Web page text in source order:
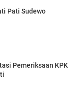
Pati Sudewo
Pemeriksaan KPK